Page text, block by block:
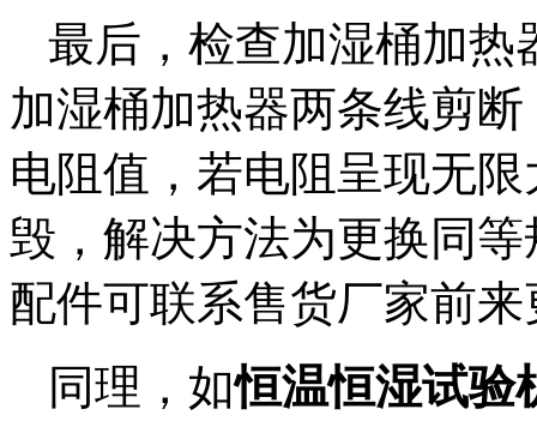
最后，检查加湿桶加热
加湿桶加热器两条线剪
电阻值，若电阻呈现无
毁，解决方法为更换同
配件可联系售货厂家前
同理，如恒温恒湿试验